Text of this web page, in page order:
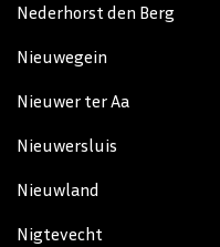
Nederhorst den Berg
Nieuwegein
Nieuwer ter Aa
Nieuwersluis
Nieuwland
Nigtevecht